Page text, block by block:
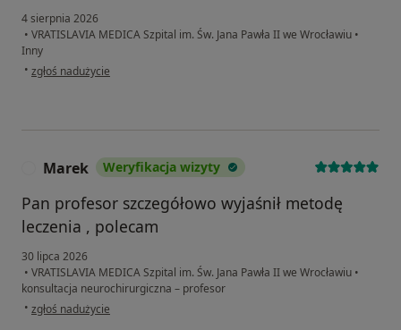
4 sierpnia 2026
• VRATISLAVIA MEDICA Szpital im. Św. Jana Pawła II we Wrocławiu •
Inny
• w opinii użytkownika Marcin
zgłoś nadużycie
Marek Weryfikacja wizyty
Pan profesor szczegółowo wyjaśnił metodę
leczenia , polecam
30 lipca 2026
• VRATISLAVIA MEDICA Szpital im. Św. Jana Pawła II we Wrocławiu •
konsultacja neurochirurgiczna – profesor
• w opinii użytkownika Marek
zgłoś nadużycie